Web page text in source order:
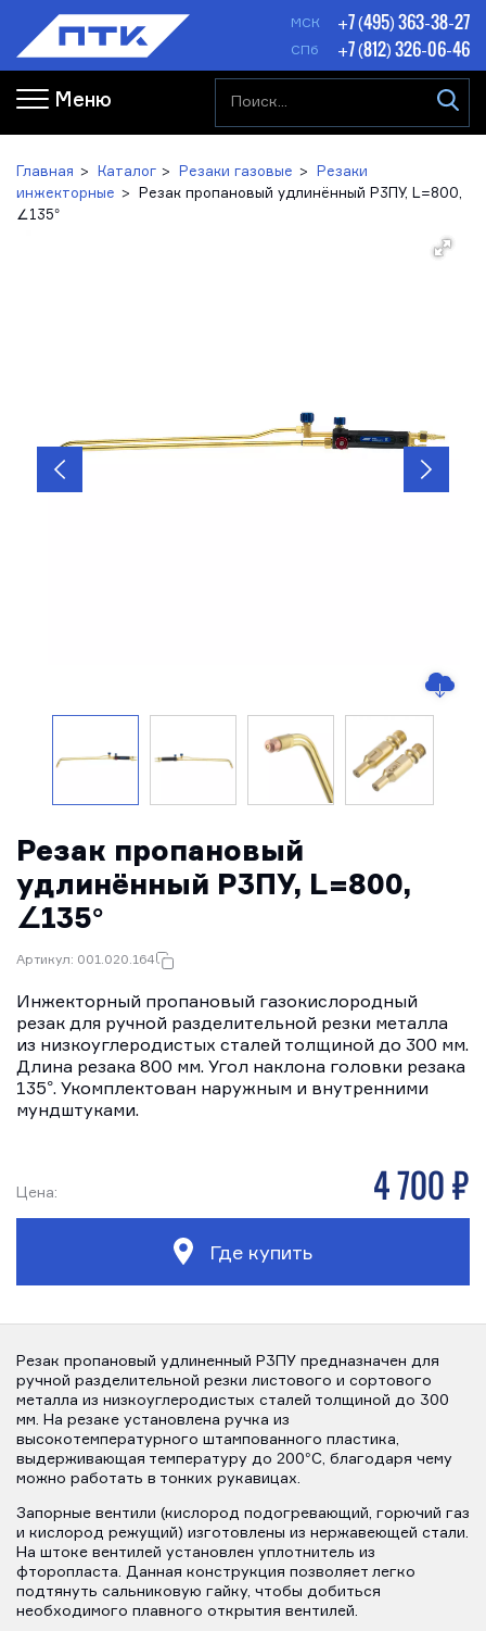
МСК +7 (495) 363-38-27
СПб +7 (812) 326-06-46
Меню
Главная Каталог Резаки газовые
Резаки
инжекторные
Резак пропановый удлинённый Р3ПУ, L=800,
∠135°
Резак пропановый
удлинённый Р3ПУ, L=800,
∠135°
Артикул: 001.020.164
Инжекторный пропановый газокислородный
резак для ручной разделительной резки металла
из низкоуглеродистых сталей толщиной до 300 мм.
Длина резака 800 мм. Угол наклона головки резака
135°. Укомплектован наружным и внутренними
мундштуками.
Цена: 4 700 р
Где купить
Резак пропановый удлиненный Р3ПУ предназначен для
ручной разделительной резки листового и сортового
металла из низкоуглеродистых сталей толщиной до 300
мм. На резаке установлена ручка из
высокотемпературного штампованного пластика,
выдерживающая температуру до 200°С, благодаря чему
можно работать в тонких рукавицах.
Запорные вентили (кислород подогревающий, горючий газ
и кислород режущий) изготовлены из нержавеющей стали.
На штоке вентилей установлен уплотнитель из
фторопласта. Данная конструкция позволяет легко
подтянуть сальниковую гайку, чтобы добиться
необходимого плавного открытия вентилей.